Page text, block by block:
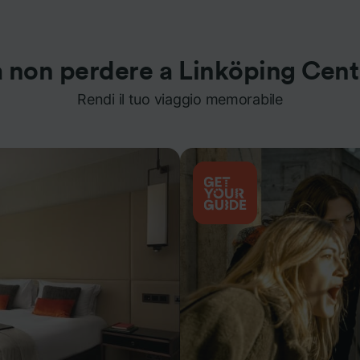
non perdere a Linköping
Rendi il tuo viaggio memorabile